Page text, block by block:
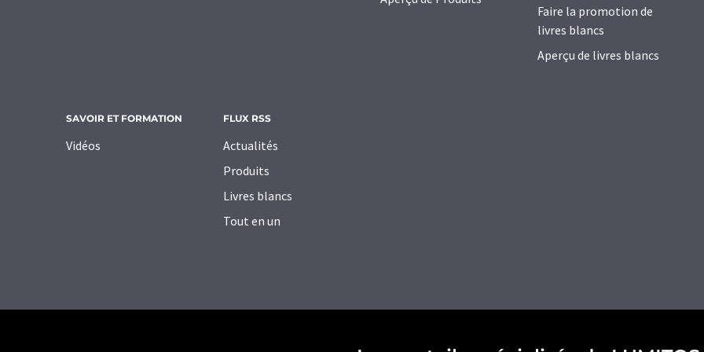
Faire la promotion de
livres blancs
Aperçu de livres blancs
SAVOIR ET FORMATION
Vidéos
FLUX RSS
Actualités
Produits
Livres blancs
Tout en un